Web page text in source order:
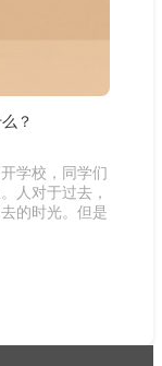
？
学校，同学们
人对于过去，
的时光。但是